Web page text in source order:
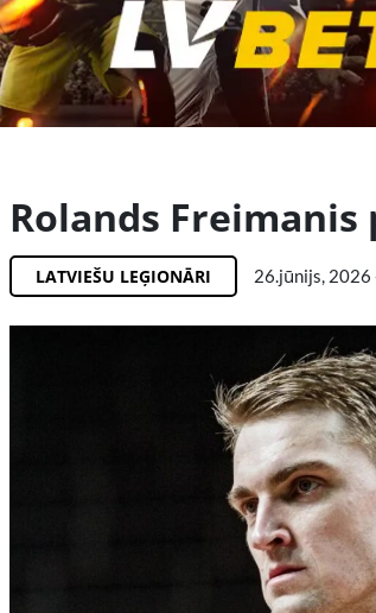
Rolands
LATVIEŠU LEĢIONĀRI 26.jūnijs, 2026